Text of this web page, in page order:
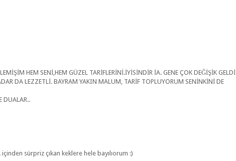
HEM SENİ,HEM GÜZEL TARİFLERİNİ.İYİSİNDİR İA. GENE ÇOK DEĞİŞİK GELDİ
DA LEZZETLİ. BAYRAM YAKIN MALUM, TARİF TOPLUYORUM SENİNKİNİ DE
DUALAR..
sürpriz çıkan keklere hele bayılıorum :)